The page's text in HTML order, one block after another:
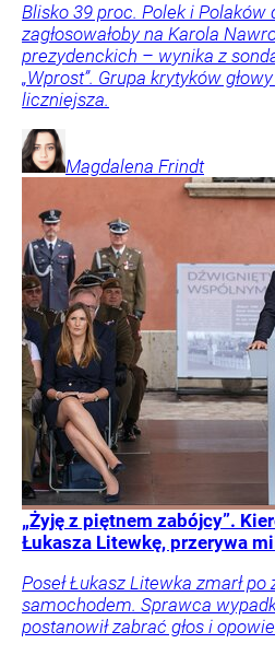
Blisko 39 proc. Polek i Polaków
zagłosowałoby na Karola
prezydenckich – wynika z
„Wprost”. Grupa krytyków
liczniejsza.
Magdalena Frindt
„Żyję z piętnem zabójcy”.
Łukasza Litewkę, przerywa
Poseł Łukasz Litewka zmarł po
samochodem. Sprawca
postanowił zabrać głos i